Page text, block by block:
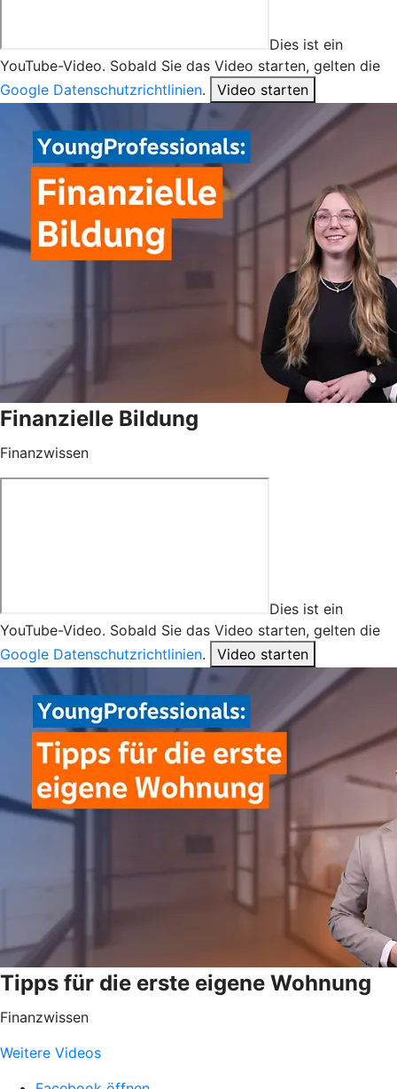
Dies ist ein
YouTube-Video. Sobald Sie das Video starten, gelten die
Google Datenschutzrichtlinien. Video starten
Finanzielle Bildung
Finanzwissen
Dies ist ein
YouTube-Video. Sobald Sie das Video starten, gelten die
Google Datenschutzrichtlinien. Video starten
Tipps für die erste eigene Wohnung
Finanzwissen
Weitere Videos